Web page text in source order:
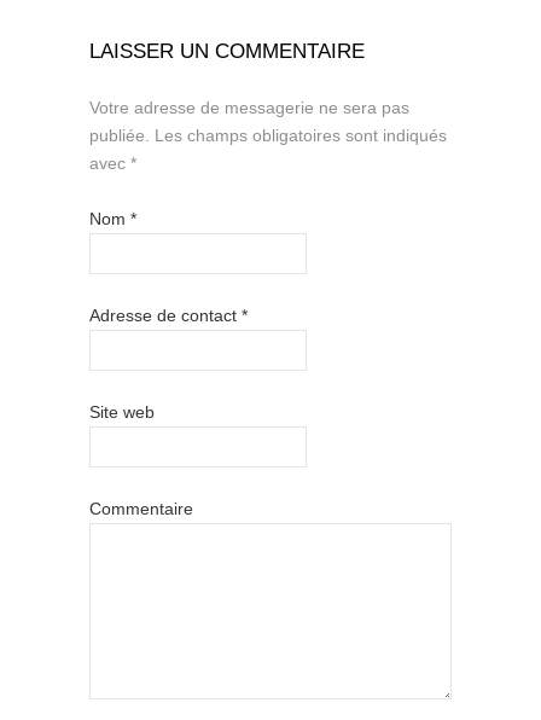
LAISSER UN COMMENTAIRE
Votre adresse de messagerie ne sera pas
publiée. Les champs obligatoires sont indiqués
avec *
Nom *
Adresse de contact *
Site web
Commentaire